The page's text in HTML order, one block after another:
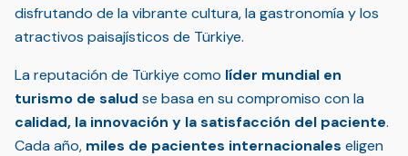
disfrutando de la vibrante cultura, la gastronomía y los
atractivos paisajísticos de Türkiye.
La reputación de Türkiye como líder mundial en
turismo de salud se basa en su compromiso con la
calidad, la innovación y la satisfacción del paciente.
Cada año, miles de pacientes internacionales eligen